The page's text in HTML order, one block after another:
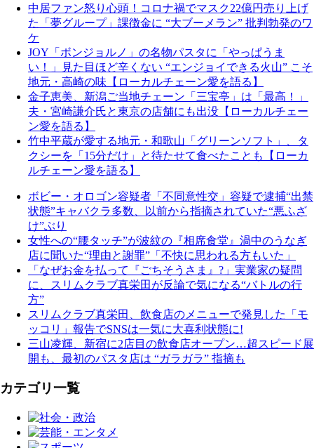
中居ファン怒り心頭！コロナ禍でマスク22億円売り上げ
た「夢グループ」課徴金に “大ブーメラン” 批判勃発のワ
ケ
JOY「ボンジョルノ」の名物パスタに「やっぱうま
い！」見た目ほど辛くない “エンジョイできる火山” こそ
地元・高崎の味【ローカルチェーン愛を語る】
金子恵美、新潟ご当地チェーン「三宝亭」は「最高！」
夫・宮崎謙介氏と東京の店舗にも出没【ローカルチェー
ン愛を語る】
竹中平蔵が愛する地元・和歌山「グリーンソフト」、タ
クシーを「15分だけ」と待たせて食べたことも【ローカ
ルチェーン愛を語る】
ボビー・オロゴン容疑者「不同意性交」容疑で逮捕“出禁
状態”キャバクラ多数、以前から指摘されていた“悪ふざ
け”ぶり
女性への“腰タッチ”が波紋の『相席食堂』渦中のうなぎ
店に聞いた“理由と謝罪”「不快に思われる方もいた」
「なぜお金を払って『ごちそうさま』?」実業家の疑問
に、スリムクラブ真栄田が反論で気になる“バトルの行
方”
スリムクラブ真栄田、飲食店のメニューで発見した「モ
ッコリ」報告でSNSは一気に大喜利状態に!
三山凌輝、新宿に2店目の飲食店オープン…超スピード展
開も、最初のパスタ店は “ガラガラ” 指摘も
カテゴリ一覧